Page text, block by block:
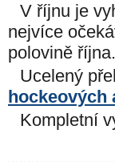
V říjnu je
nejvíce
polovině října.
Ucelený
hockeových
Kompletní